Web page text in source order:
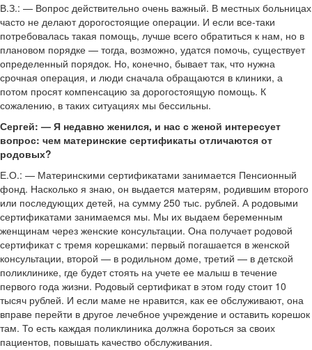
В.З.: — Вопрос действительно очень важный. В местных больницах
часто не делают дорогостоящие операции. И если все-таки
потребовалась такая помощь, лучше всего обратиться к нам, но в
плановом порядке — тогда, возможно, удатся помочь, существует
определенный порядок. Но, конечно, бывает так, что нужна
срочная операция, и люди сначала обращаются в клиники, а
потом просят компенсацию за дорогостоящую помощь. К
сожалению, в таких ситуациях мы бессильны.
Сергей: — Я недавно женился, и нас с женой интересует
вопрос: чем материнские сертификаты отличаются от
родовых?
Е.О.: — Материнскими сертификатами занимается Пенсионный
фонд. Насколько я знаю, он выдается матерям, родившим второго
или последующих детей, на сумму 250 тыс. рублей. А родовыми
сертификатами занимаемся мы. Мы их выдаем беременным
женщинам через женские консультации. Она получает родовой
сертификат с тремя корешками: первый погашается в женской
консультации, второй — в родильном доме, третий — в детской
поликлинике, где будет стоять на учете ее малыш в течение
первого года жизни. Родовый сертификат в этом году стоит 10
тысяч рублей. И если маме не нравится, как ее обслуживают, она
вправе перейти в другое лечебное учреждение и оставить корешок
там. То есть каждая поликлиника должна бороться за своих
пациентов, повышать качество обслуживания.